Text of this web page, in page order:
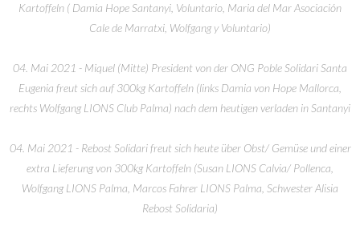
Kartoffeln ( Damia Hope Santanyi, Voluntario, Maria del Mar Asociación
Cale de Marratxi, Wolfgang y Voluntario)
04. Mai 2021 - Miquel (Mitte) President von der ONG Poble Solidari Santa
Eugenia freut sich auf 300kg Kartoffeln (links Damia von Hope Mallorca,
rechts Wolfgang LIONS Club Palma) nach dem heutigen verladen in Santanyi
04. Mai 2021 - Rebost Solidari freut sich heute über Obst/ Gemüse und einer
extra Lieferung von 300kg Kartoffeln (Susan LIONS Calvia/ Pollenca,
Wolfgang LIONS Palma, Marcos Fahrer LIONS Palma, Schwester Alisia
Rebost Solidaria)